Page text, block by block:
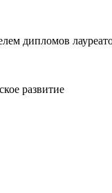
дипломов
развитие